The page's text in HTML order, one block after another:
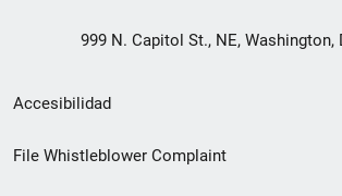
999 N. Capitol St., NE, Washington,
Menú
de
Accesibilidad
File Whistleblower Complaint